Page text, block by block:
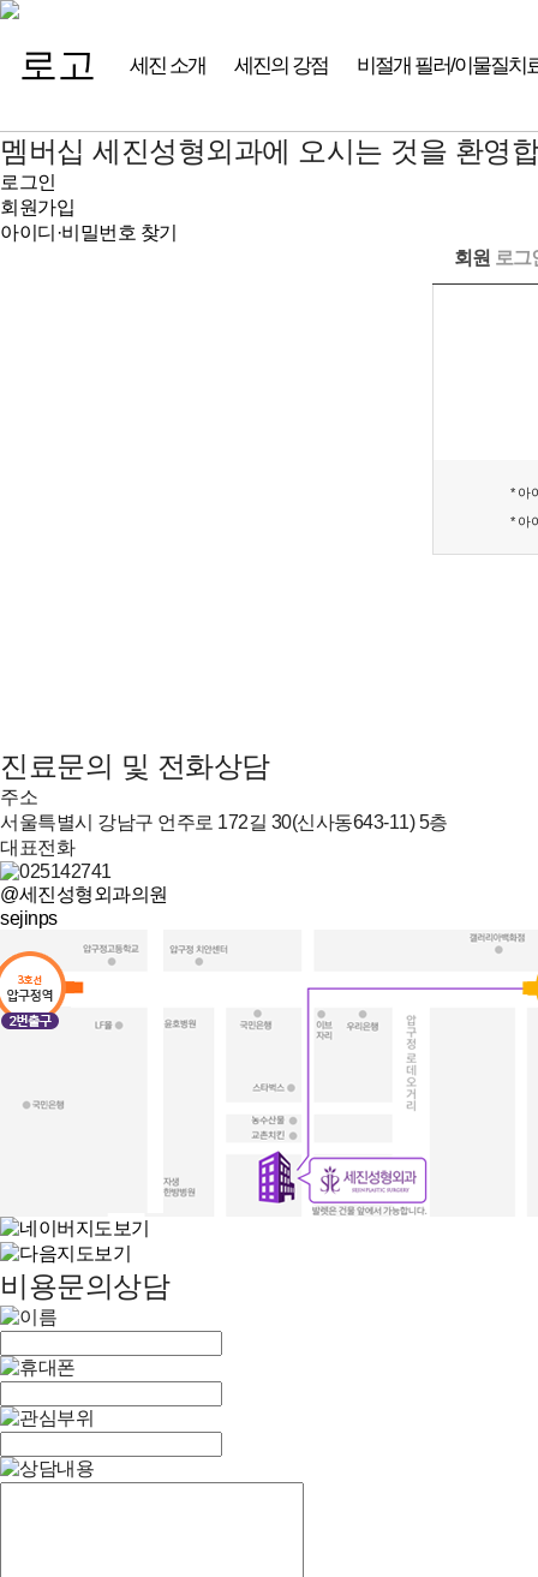
세진 소개 세진의 강점 비절개 필러/이물질치
멤버십 세진성형외과에 오시는 것을 환영
로그인
회원가입
아이디·비밀번호 찾기
회원 로그
* 아
* 아
진료문의 및 전화상담
주소
서울특별시 강남구 언주로 172길 30(신사동643-11) 5층
대표전화
@세진성형외과의원
sejinps
비용문의상담